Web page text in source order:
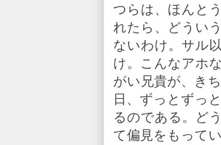
つらは、ほんと
れたら、どうい
ないわけ。サル
け。こんなアホ
がい兄貴が、き
日、ずっとずっ
るのである。ど
て偏見をもって